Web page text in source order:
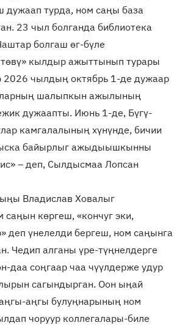
турда, ном саңы база
23 чыл болганда библиотека
болгаш өг-бүле
кылдыр ажыттынып турары
2026 чылдың октябрь 1-де дужаар
шалыпкын ажылының
дужаапты. Июнь 1-де, Бүгү-
камгалалының хүнүнде, бичии
байырлыг ажыдыышкынны
– деп, Сылдысмаа Лопсан
Владислав Ховалыг
саңын көргеш, «кончуг эки,
деп үнелелди бергеш, ном саңынга
Чедип алганы үре-түңнелдерге
даа соңгаар чаа чүүлдерже удур
сагындырган. Оон ыңай
аңгы булуңнарының ном
чоруур коллегалары-биле